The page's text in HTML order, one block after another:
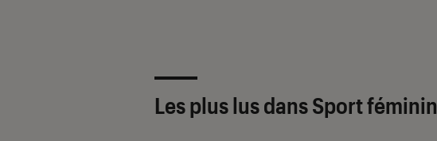
Les plus lus dans Sport féminin